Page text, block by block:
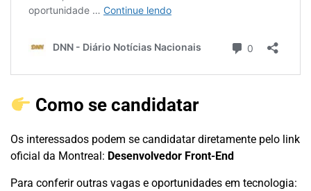
Como se candidatar
Os interessados podem se candidatar diretamente pelo link
oficial da Montreal: Desenvolvedor Front-End
Para conferir outras vagas e oportunidades em tecnologia: